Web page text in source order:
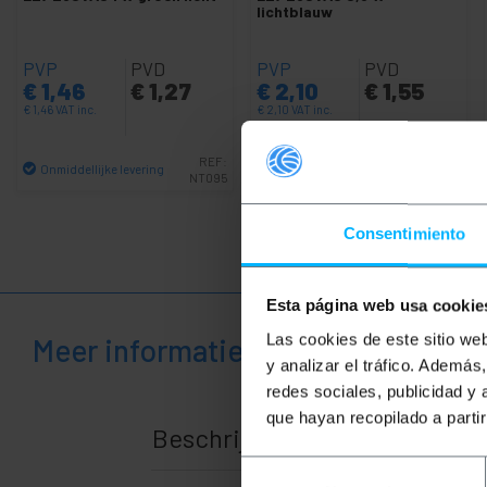
Consentimiento
Esta página web usa
Las cookies de este sitio
y analizar el tráfico.
redes sociales, publicidad y
que hayan recopilado a
tijd
Medisch
PVP
€ 1,46
€ 1,46VAT inc.
PVD
€ 1,27
Onmiddellijke levering
REF:
NT095
lichtblauw
PVP
€ 2,10
€ 2,10 VAT inc.
PVD
€ 1,55
Onmiddellijke levering
Aantal
Meer informatie
Beschrijving